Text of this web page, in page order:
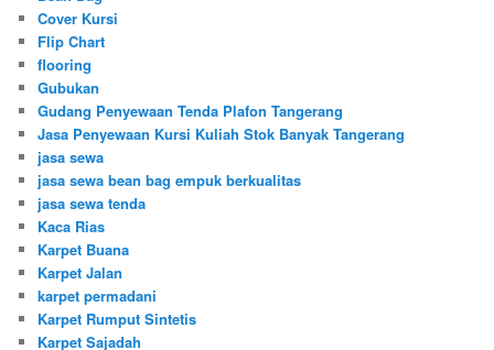
Cover Kursi
Flip Chart
flooring
Gubukan
Gudang Penyewaan Tenda Plafon Tangerang
Jasa Penyewaan Kursi Kuliah Stok Banyak Tangerang
jasa sewa
jasa sewa bean bag empuk berkualitas
jasa sewa tenda
Kaca Rias
Karpet Buana
Karpet Jalan
karpet permadani
Karpet Rumput Sintetis
Karpet Sajadah